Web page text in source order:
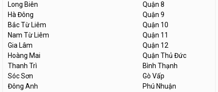
Long Biên
Hà Đông
Bắc Từ Liêm
Nam Từ Liêm
Gia Lâm
Hoàng Mai
Thanh Trì
Sóc Sơn
Đông Anh
Quận 8
Quận 9
Quận 10
Quận 11
Quận 12
Quận Thủ Đức
Bình Thạnh
Gò Vấp
Phú Nhuận